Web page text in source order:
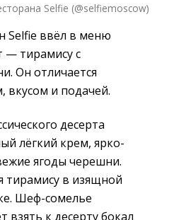
Selfie (@selfiemoscow)
Selfie ввёл в меню
— тирамису с
Он отличается
и подачей.
десерта
лёгкий крем, ярко-
ягоды черешни.
тирамису в изящной
Шеф-сомелье
взять к десерту бокал